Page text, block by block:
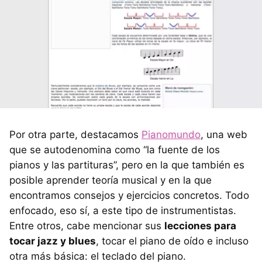
Por otra parte, destacamos Pianomundo, una web
que se autodenomina como “la fuente de los
pianos y las partituras”, pero en la que también es
posible aprender teoría musical y en la que
encontramos consejos y ejercicios concretos. Todo
enfocado, eso sí, a este tipo de instrumentistas.
Entre otros, cabe mencionar sus lecciones para
tocar jazz y blues, tocar el piano de oído e incluso
otra más básica: el teclado del piano.